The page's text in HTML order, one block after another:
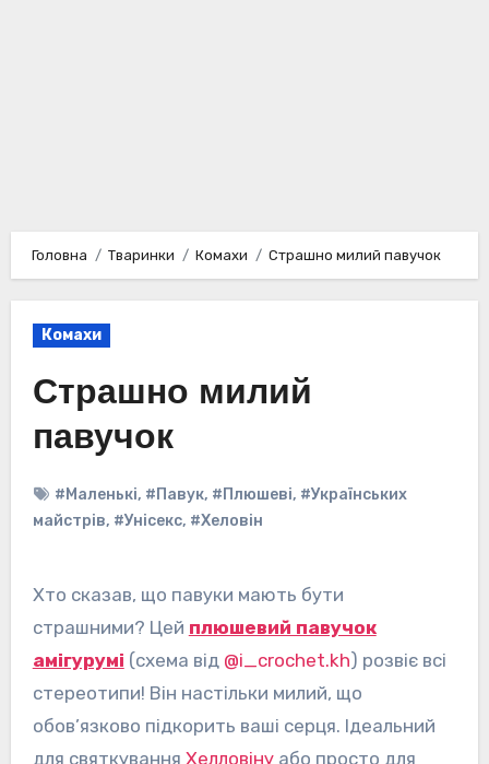
Головна Тваринки Комахи Страшно милий павучок
Комахи
Страшно милий
павучок
#Маленькі, #Павук, #Плюшеві, #Українських
майстрів, #Унісекс, #Хеловін
Хто сказав, що павуки мають бути
страшними? Цей плюшевий павучок
амігурумі (схема від @i_crochet.kh) розвіє всі
стереотипи! Він настільки милий, що
обов’язково підкорить ваші серця. Ідеальний
для святкування Хелловінуабо просто для